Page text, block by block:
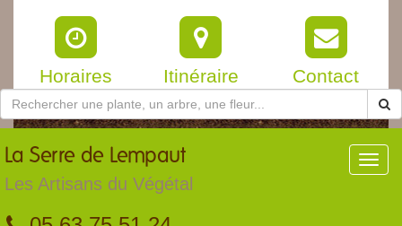
Horaires Itinéraire Contact
La Serre de Lempaut
Les Artisans du Végétal